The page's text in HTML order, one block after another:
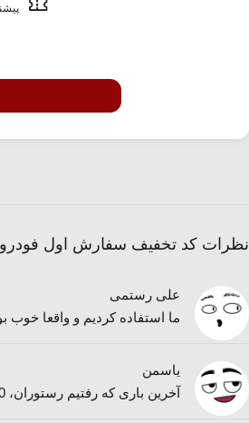
نظرات کد تخفیف سفارش اول فودرو
علی رستمی
ما استفاده کردیم و واقعا
یاسمن
آخرین باری که رفتیم رستوران، 30 درصد خود رستوران تخفیف داشت. از کد تخفیف هم استفاده کردیم و در نهایت تقریبا فاکتورمون نصف شد!